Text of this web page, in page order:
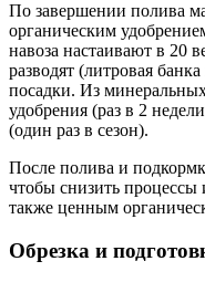
По завершении полива
органическим
навоза настаивают в 20
разводят (литровая
посадки. Из
удобрения (раз в 2
(один раз в сезон).
После полива и
чтобы снизить процессы
также ценным
Обрезка и